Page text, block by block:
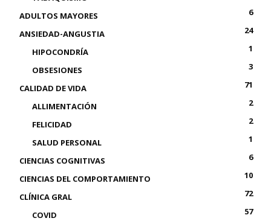
ADULTOS MAYORES
6
ANSIEDAD-ANGUSTIA
24
HIPOCONDRÍA
1
OBSESIONES
3
CALIDAD DE VIDA
71
ALLIMENTACIÓN
2
FELICIDAD
2
SALUD PERSONAL
1
CIENCIAS COGNITIVAS
6
CIENCIAS DEL COMPORTAMIENTO
10
CLÍNICA GRAL
72
COVID
57